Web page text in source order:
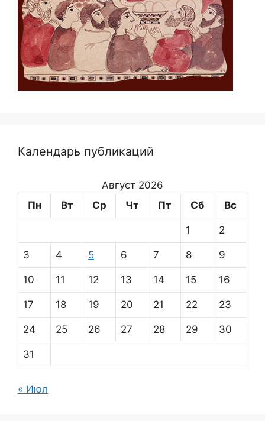
Календарь публикаций
Август 2026
Пн
Вт Ср Чт Пт Сб Вс
1 2
3 4 5 6 7 8 9
10 11 12 13 14 15 16
17 18 19 20 21 22 23
24 25 26 27 28 29 30
31
« Июл